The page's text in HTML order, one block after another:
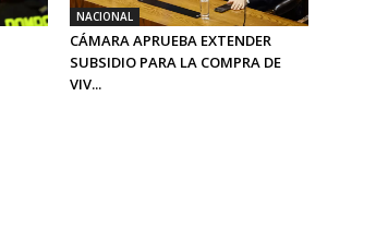
NACIONAL
CÁMARA APRUEBA EXTENDER
SUBSIDIO PARA LA COMPRA DE
VIV...